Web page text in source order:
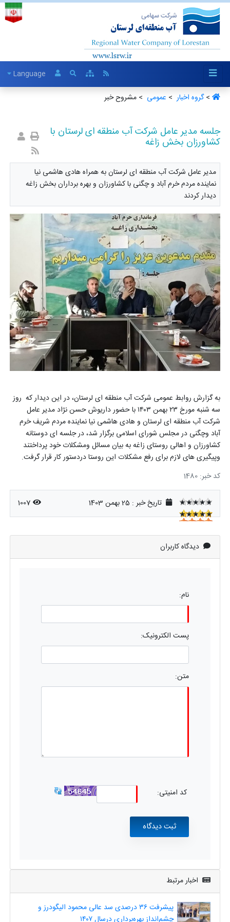
Language
>گروه اخبار ‏ > عمومی ‏ > مشروح خبر
جلسه مدیر عامل شرکت آب منطقه ای لرستان با
کشاورزان بخش زاغه
مدیر عامل شرکت آب منطقه ای لرستان به همراه هادی هاشمی نیا
نماینده مردم خرم آباد و چگنی با کشاورزان و بهره برداران بخش زاغه
دیدار کردند
به گزارش روابط عمومی شرکت آب منطقه ای لرستان، در این دیدار که روز
سه شنبه مورخ ۲۳بهمن ۱۴۰۳با حضور داریوش حسن نژاد مدیر عامل
شرکت آب منطقه ای لرستان و هادی هاشمی نیا نماینده مردم شریف خرم
آباد و‌چگنی در مجلس شورای اسلامی برگزار شد، در جلسه ای دوستانه
کشاورزان و اهالی روستای زاغه به بیان مسائل و‌مشکلات خود پرداختند
وپیگیری های لازم برای رفع مشکلات این روستا دردستور کار قرار گرفت.
کد خبر: 1480
★★★★★
★★★★★
★★★★★
تاریخ خبر : 25 بهمن 1403 1007
دیدگاه کاربران
نام:
پست الکترونیک:
متن:
کد امنیتی:
اخبار مرتبط
پیشرفت ۳۶ درصدی سد عالی محمود الیگودرز و